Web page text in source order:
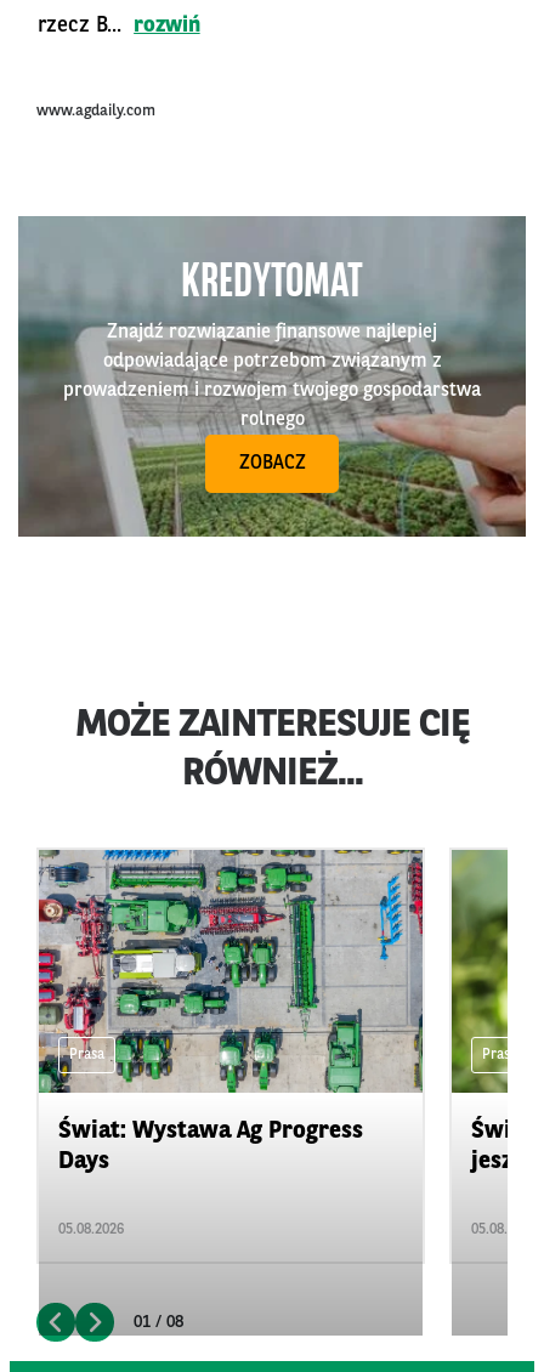
rzecz B...
rozwiń
www.agdaily.com
KREDYTOMAT
Znajdź rozwiązanie finansowe najlepiej
odpowiadające potrzebom związanym z
prowadzeniem i rozwojem twojego gospodarstwa
rolnego
ZOBACZ
MOŻE ZAINTERESUJE CIĘ
RÓWNIEŻ...
Prasa
Świat: Wystawa Ag Progress
Days
05.08.2026
Prasa
Świat:
05.08.2026
01 / 08